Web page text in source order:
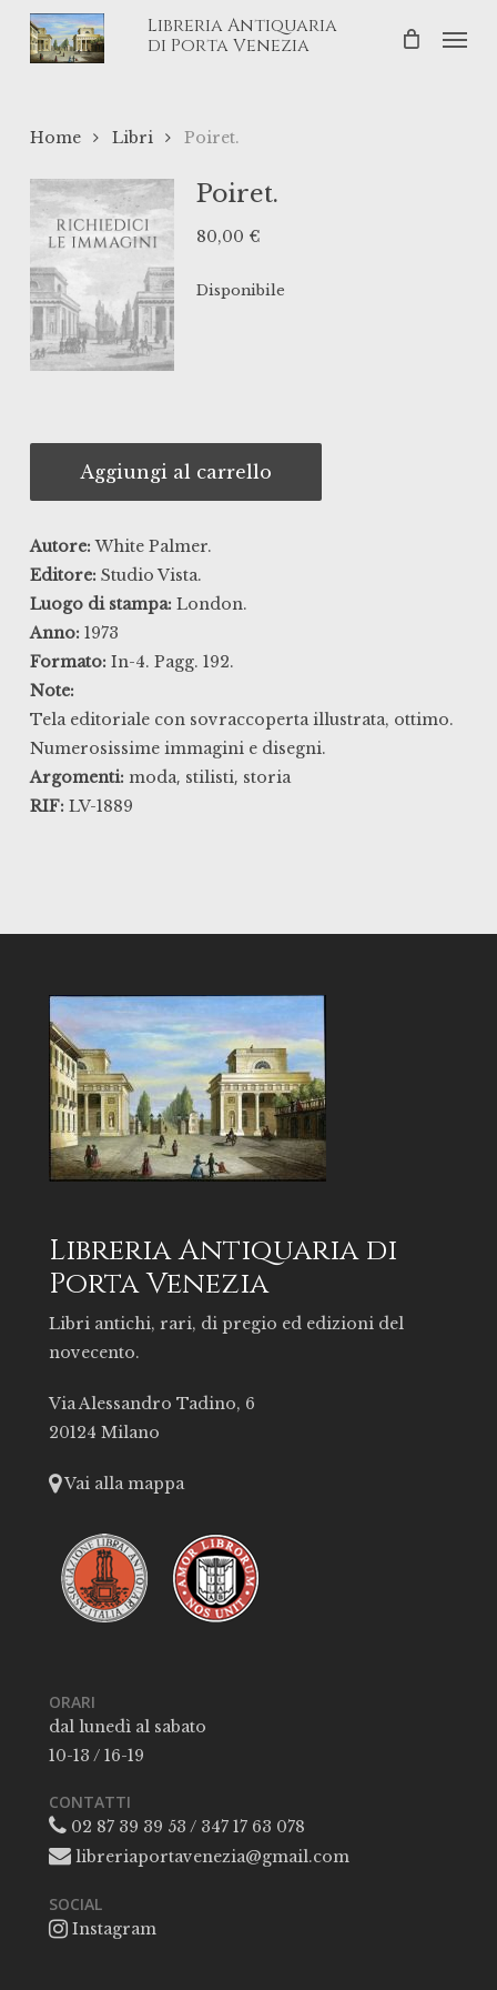
Skip
Libreria Antiquaria
di Porta Venezia
Home Libri Poiret.
Poiret.
80,00 €
Disponibile
Aggiungi al carrello
Autore: White Palmer.
Editore: Studio Vista.
Luogo di stampa: London.
Anno: 1973
Formato: In-4. Pagg. 192.
Note:
Tela editoriale con sovraccoperta illustrata, ottimo.
Numerosissime immagini e disegni.
Argomenti: moda, stilisti, storia
RIF: LV-1889
Libreria Antiquaria di
Porta Venezia
Libri antichi, rari, di pregio ed edizioni del
novecento.
Via Alessandro Tadino, 6
20124 Milano
Vai alla mappa
ORARI
dal lunedì al sabato
10-13 / 16-19
CONTATTI
02 87 39 39 53 / 347 17 63 078
libreriaportavenezia@gmail.com
SOCIAL
Instagram